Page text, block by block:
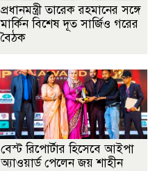
প্রধানমন্ত্রী তারেক রহমানের সঙ্গে
মার্কিন বিশেষ দূত সার্জিও গরের
বৈঠক
বেস্ট রিপোর্টার হিসেবে আইপা
অ্যাওয়ার্ড পেলেন জয় শাহীন